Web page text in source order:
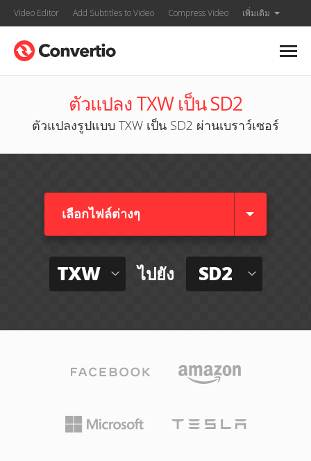
Video Editor Add Subtitles to Video Compress Video เพิ่มเติม
ตัวแปลง TXW เป็น SD2
ตัวแปลงรูปแบบ TXW เป็น SD2 ผ่านเบราว์เซอร์
เลือกไฟล์ต่างๆ​
TXW ไปยัง SD2